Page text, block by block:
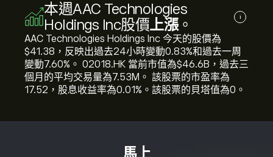
馬上
本週AAC Technologies
Holdings Inc股價上漲。 i
AAC Technologies Holdings Inc 今天的股價為‎
$‎41.38，反映出過去24小時變動‎0.83‎%和過去一周
變動‎7.60‎%。 02018.HK 當前市值為‎$‎46.6B，過去三
個月的平均交易量為7.53M。 該股票的市盈率為
17.52，股息收益率為0.01%。該股票的貝塔值為0。